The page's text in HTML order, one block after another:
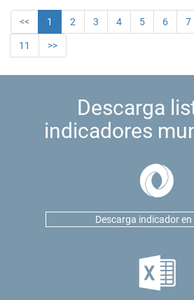
<< 1 2 3 4 5 6 7
11 >>
Descarga
indicadores
Descarga indicador en